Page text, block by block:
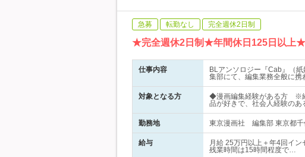
急募 転勤なし 完全週休2日制
★完全週休2日制★年間休日125日以上★
仕事内容
BLアンソロジー『Cab』（
集部にて、編集業務全般に携
対象となる方
◆漫画編集経験がある方 ※
品が好きで、社会人経験のあ
勤務地 東京漫画社 編集部 東京都千
給与
月給 25万円以上＋年4回イ
残業時間は15時間程度で…